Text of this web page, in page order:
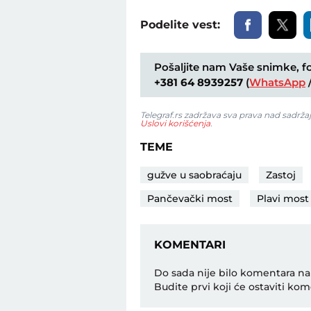
Podelite vest:
Pošaljite nam Vaše snimke,
+381 64 8939257 (WhatsApp
Telegraf.rs zadržava sva prava nad
Uslovi korišćenja.
TEME
gužve u saobraćaju
Zastoj
Pančevački most
Plavi most
KOMENTARI
Do sada nije bilo komentara
Budite prvi koji će ostaviti